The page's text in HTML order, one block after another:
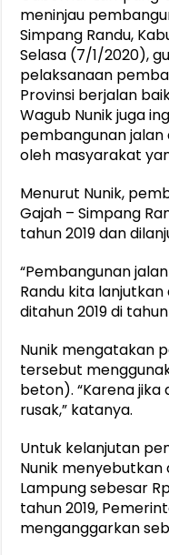
meninjau
Simpang Randu,
Selasa (7/1/2020),
pelaksanaan
Provinsi berjalan
Wagub Nunik juga
pembangunan
oleh masyarakat
Menurut Nunik,
Gajah – Simpang
tahun 2019 dan
“Pembangunan
Randu kita
ditahun 2019 di
Nunik mengatakan
tersebut
beton). “Karena
rusak,” katanya.
Untuk kelanjutan
Nunik menyebutkan
Lampung sebesar
tahun 2019,
menganggarkan